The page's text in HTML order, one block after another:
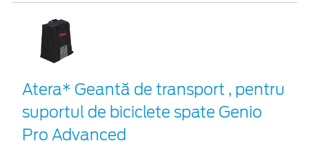
Atera* Geantă de transport , pentru
suportul de biciclete spate Genio
Pro Advanced